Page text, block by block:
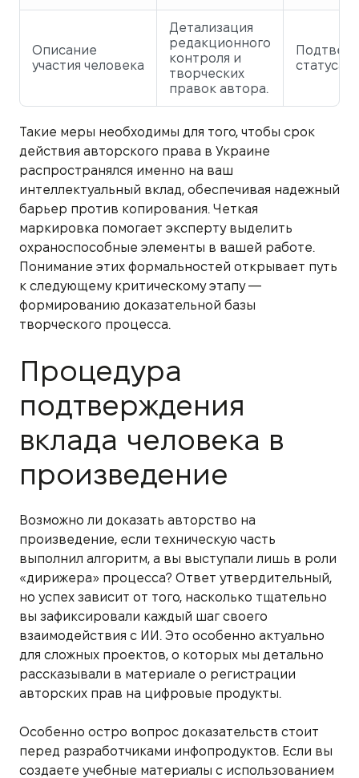
Описание
участия человека
Детализация
редакционного
контроля и
творческих
правок автора.
статуса
Такие меры необходимы для того, чтобы срок
действия авторского права в Украине
распространялся именно на ваш
интеллектуальный вклад, обеспечивая надежный
барьер против копирования. Четкая
маркировка помогает эксперту выделить
охраноспособные элементы в вашей работе.
Понимание этих формальностей открывает путь
к следующему критическому этапу —
формированию доказательной базы
творческого процесса.
Процедура
подтверждения
вклада человека в
произведение
Возможно ли доказать авторство на
произведение, если техническую часть
выполнил алгоритм, а вы выступали лишь в роли
«дирижера» процесса? Ответ утвердительный,
но успех зависит от того, насколько тщательно
вы зафиксировали каждый шаг своего
взаимодействия с ИИ. Это особенно актуально
для сложных проектов, о которых мы детально
рассказывали в материале о регистрации
авторских прав на цифровые продукты.
Особенно остро вопрос доказательств стоит
перед разработчиками инфопродуктов. Если вы
создаете учебные материалы с использованием